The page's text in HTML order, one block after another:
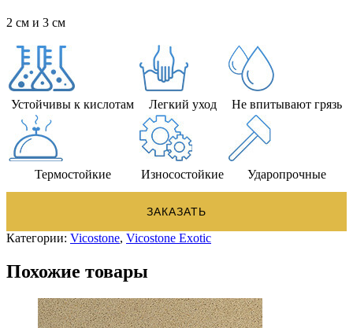
2 см и 3 см
Устойчивы к кислотам Легкий уход Не впитывают грязь
Термостойкие Износостойкие Ударопрочные
ЗАКАЗАТЬ
Категории: Vicostone, Vicostone Exotic
Похожие товары